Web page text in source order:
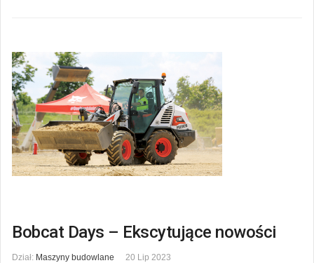
Bobcat Days – Ekscytujące nowości
Dział: Maszyny budowlane 20 Lip 2023